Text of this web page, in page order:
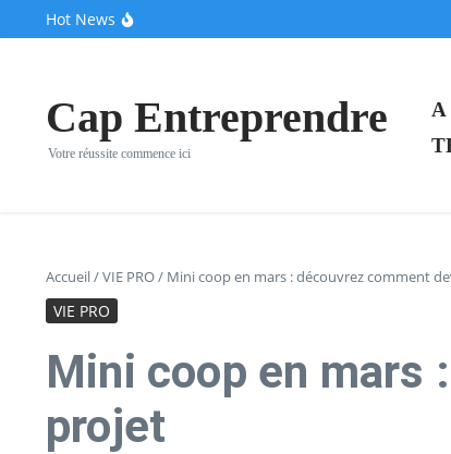
Aller au contenu
Hot News
Après une pause de trois mois, la Française Fidji
Cap Entreprendre
Votre réussite commence ici
A
Accueil/VIE PRO/ Mini coop en mars : découvrez comment
VIE PRO
Mini coop en mars
projet